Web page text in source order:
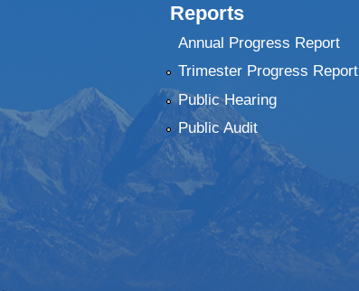
Reports
Annual Progress Report
Trimester Progress Report
Public Hearing
Public Audit